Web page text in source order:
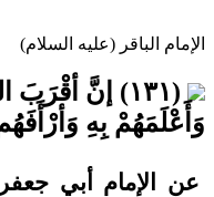
الإمام الباقر (عليه السلام)
(١٣١) إنَّ
وَأَعْلَمَهُمْ بِهِ
عن الإمام أبي